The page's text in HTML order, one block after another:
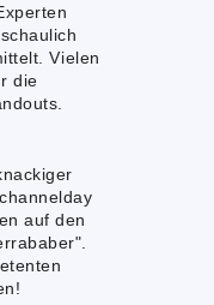
Vielen
die
auf den